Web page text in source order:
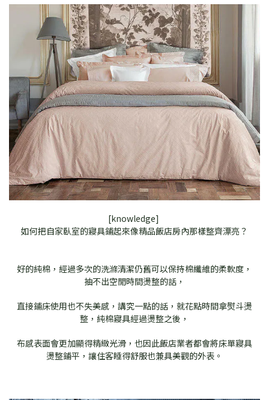
[knowledge]
如何把自家臥室的寢具鋪起來像精品飯店房內那樣整齊漂亮？
好的純棉，經過多次的洗滌清潔仍舊可以保持棉纖維的柔軟度，
抽不出空閒時間燙整的話，
直接鋪床使用也不失美感，講究一點的話，就花點時間拿熨斗燙
整，純棉寢具經過燙整之後，
布感表面會更加顯得精緻光滑，也因此飯店業者都會將床單寢具
燙整鋪平，讓住客睡得舒服也兼具美觀的外表。